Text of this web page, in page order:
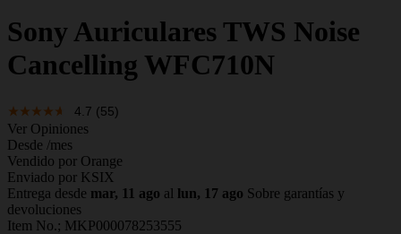
SonyAuriculares TWS Noise
Cancelling WFC710N
4.7 (55)
Ver Opiniones
Desde /mes
Vendido por Orange
Enviado por KSIX
Entrega desde mar, 11 ago al lun, 17 ago Sobre garantías y
devoluciones
Item No.; MKP000078253555